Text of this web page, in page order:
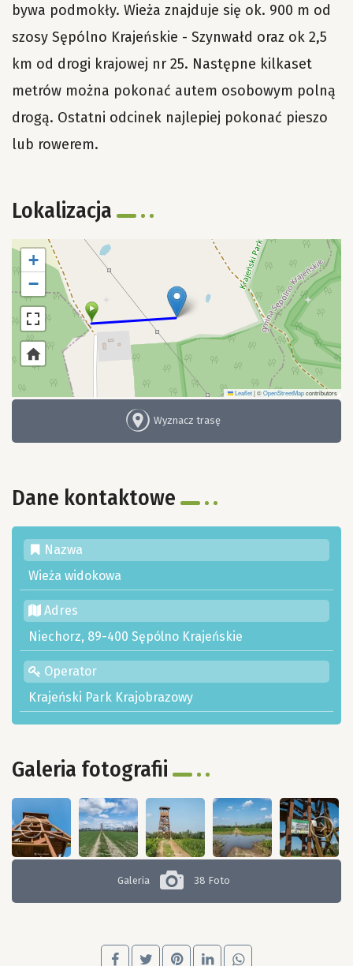
bywa podmokły. Wieża znajduje się ok. 900 m od
szosy Sępólno Krajeńskie - Szynwałd oraz ok 2,5
km od drogi krajowej nr 25. Następne kilkaset
metrów można pokonać autem osobowym polną
drogą. Ostatni odcinek najlepiej pokonać pieszo
lub rowerem.
Lokalizacja
+
−
Leaflet|©OpenStreetMapcontributors
Wyznacz trasę
Dane kontaktowe
Nazwa
Wieża widokowa
Adres
Niechorz, 89-400 Sępólno Krajeńskie
Operator
Krajeński Park Krajobrazowy
Galeria fotografii
Galeria 38 Foto